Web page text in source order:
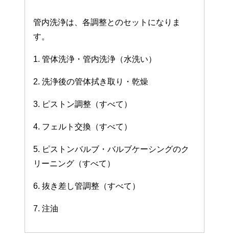
管内洗浄は、各調整とのセットになりま
す。
1. 管体洗浄・管内洗浄（水洗い）
2. 洗浄後の管体拭き取り・乾燥
3. ピストン調整（すべて）
4. フェルト交換（すべて）
5. ピストンバルブ・バルブケーシングのク
リーニング（すべて）
6. 抜き差し管調整（すべて）
7. 注油